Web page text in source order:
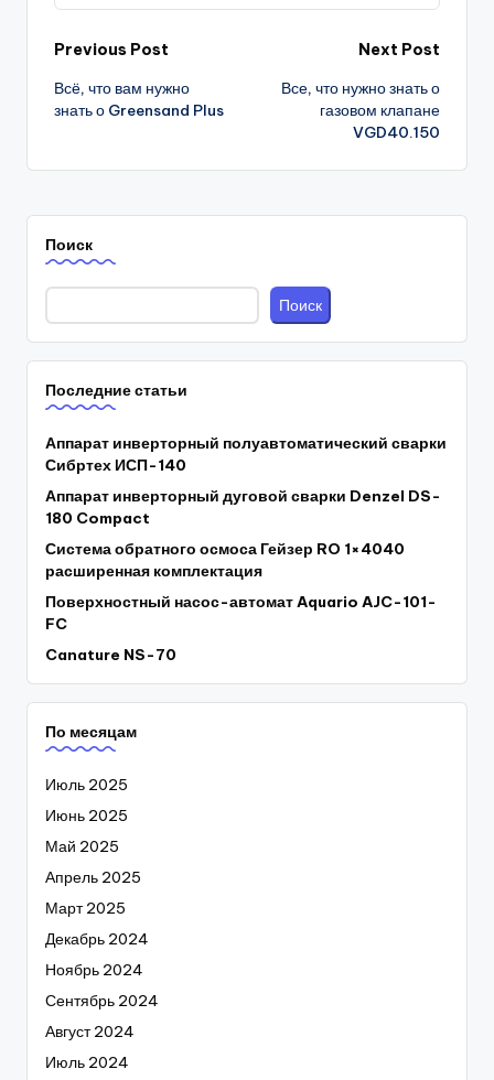
Post
navigation
Previous Post
Всё, что вам нужно
знать о Greensand Plus
Next Post
Все, что нужно знать о
газовом клапане
VGD40.150
Поиск
Поиск
Последние статьи
Аппарат инверторный полуавтоматический сварки
Сибртех ИСП-140
Аппарат инверторный дуговой сварки Denzel DS-
180 Compact
Система обратного осмоса Гейзер RO 1×4040
расширенная комплектация
Поверхностный насос-автомат Aquario AJC-101-
FC
Canature NS-70
По месяцам
Июль 2025
Июнь 2025
Май 2025
Апрель 2025
Март 2025
Декабрь 2024
Ноябрь 2024
Сентябрь 2024
Август 2024
Июль 2024